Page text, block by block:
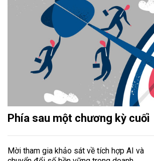
Phía sau một chương kỳ cuối
Mời tham gia khảo sát về tích hợp AI và